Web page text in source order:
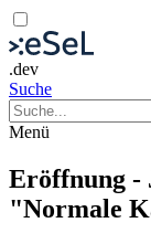
.dev
Suche
Menü
Eröffnung -
"Normale